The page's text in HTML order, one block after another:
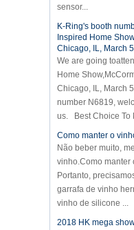
Inspired Home
Chicago, IL, March
We are going
Home
Chicago, IL, March
number N6819,
us. Best Choice To
Não beber muito,
vinho.Como manter
Portanto,
garrafa de vinho
vinho de silicone ...
Participaremos do